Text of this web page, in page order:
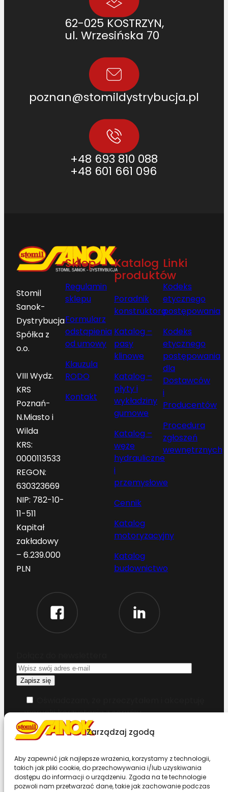
Zarządzaj zgodą
Aby zapewnić jak najlepsze wrażenia, korzystamy z technologii,
takich jak pliki cookie, do przechowywania i/lub uzyskiwania
dostępu do informacji o urządzeniu. Zgoda na te technologie
pozwoli nam przetwarzać dane, takie jak zachowanie podczas
62-025 KOSTRZYN,
ul. Wrzesińska 70
poznan@stomildystrybucja.pl
+48 693 810 088
+48 601 661 096
Stomil
Sanok-
Dystrybucja
Spółka z
o.o.
VIII Wydz.
KRS
Poznań-
N.Miasto i
Wilda
KRS:
0000113533
REGON:
630323669
NIP: 782-10-
11-511
Kapitał
zakładowy
– 6.239.000
PLN
Sklep
Regulamin
sklepu
Formularz
odstąpienia
od umowy
Klauzula
RODO
Kontakt
Katalog
produktów
Poradnik
konstruktora
Katalog –
pasy
klinowe
Katalog –
płyty i
wykładziny
gumowe
Katalog –
węże
hydrauliczne
i
przemysłowe
Cennik
Katalog
motoryzacyjny
Katalog
budownictwo
Linki
Kodeks
etycznego
postępowania
Kodeks
etycznego
postępowania
dla
Dostawców
i
Producentów
Procedura
zgłoszeń
wewnętrznych
warunki korzystania z serwisu
Chcesz zostać dystrybutorem?
Design & Code by Foxstudio.eu